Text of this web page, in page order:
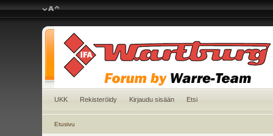
UKK Rekisteröidy Kirjaudu sisään Etsi
Etusivu